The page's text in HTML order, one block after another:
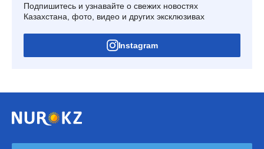
Подпишитесь и узнавайте о свежих новостях
Казахстана, фото, видео и других эксклюзивах
Instagram